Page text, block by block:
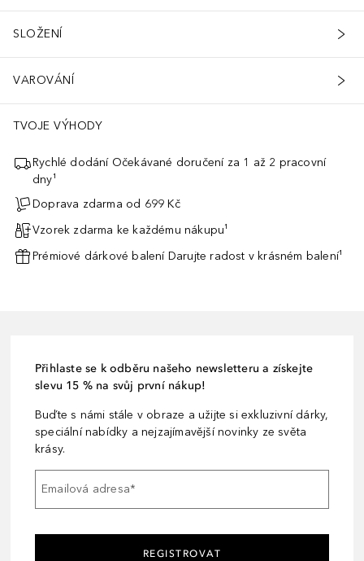
SLOŽENÍ
VAROVÁNÍ
TVOJE VÝHODY
Rychlé dodání Očekávané doručení za 1 až 2 pracovní
dny¹
Doprava zdarma od 699 Kč
Vzorek zdarma ke každému nákupu¹
Prémiové dárkové balení Darujte radost v krásném balení¹
Přihlaste se k odběru našeho newsletteru a získejte
slevu 15 % na svůj první nákup!
Buďte s námi stále v obraze a užijte si exkluzivní dárky,
speciální nabídky a nejzajímavější novinky ze světa
krásy.
Emailová adresa*
REGISTROVAT